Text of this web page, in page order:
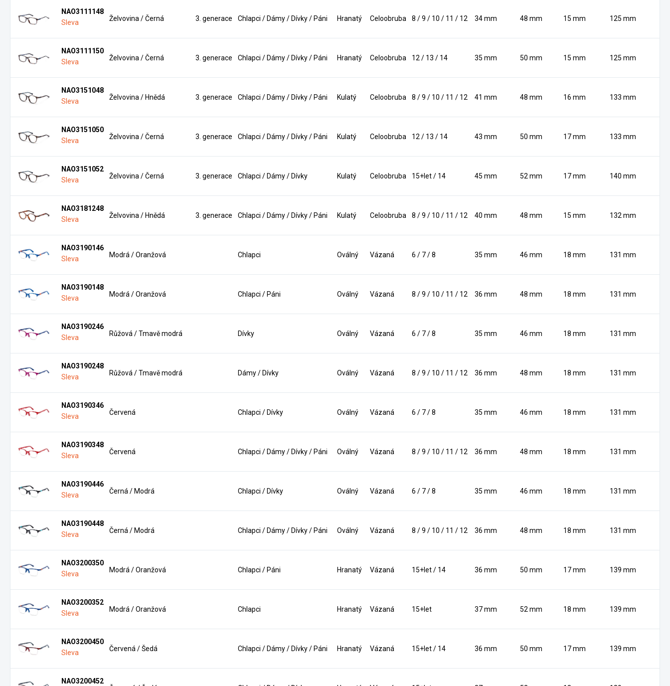
NAO3111148
Sleva
Želvovina / Černá 3. generace Chlapci / Dámy / Dívky / Páni Hranatý Celoobruba 8 / 9 / 10 / 11 / 12 34 mm 48 mm 15 mm 125 mm
NAO3111150
Sleva
Želvovina / Černá 3. generace Chlapci / Dámy / Dívky / Páni Hranatý Celoobruba 12 / 13 / 14 35 mm 50 mm 15 mm 125 mm
NAO3151048
Sleva
Želvovina / Hnědá 3. generace Chlapci / Dámy / Dívky / Páni Kulatý Celoobruba 8 / 9 / 10 / 11 / 12 41 mm 48 mm 16 mm 133 mm
NAO3151050
Sleva
Želvovina / Černá 3. generace Chlapci / Dámy / Dívky / Páni Kulatý Celoobruba 12 / 13 / 14 43 mm 50 mm 17 mm 133 mm
NAO3151052
Sleva
Želvovina / Černá 3. generace Chlapci / Dámy / Dívky Kulatý Celoobruba 15+let / 14 45 mm 52 mm 17 mm 140 mm
NAO3181248
Sleva
Želvovina / Hnědá 3. generace Chlapci / Dámy / Dívky / Páni Kulatý Celoobruba 8 / 9 / 10 / 11 / 12 40 mm 48 mm 15 mm 132 mm
NAO3190146
Sleva
Modrá / Oranžová Chlapci Oválný Vázaná 6 / 7 / 8 35 mm 46 mm 18 mm 131 mm
NAO3190148
Sleva
Modrá / Oranžová Chlapci / Páni Oválný Vázaná 8 / 9 / 10 / 11 / 12 36 mm 48 mm 18 mm 131 mm
NAO3190246
Sleva
Růžová / Tmavě modrá Dívky Oválný Vázaná 6 / 7 / 8 35 mm 46 mm 18 mm 131 mm
NAO3190248
Sleva
Růžová / Tmavě modrá Dámy / Dívky Oválný Vázaná 8 / 9 / 10 / 11 / 12 36 mm 48 mm 18 mm 131 mm
NAO3190346
Sleva
Červená Chlapci / Dívky Oválný Vázaná 6 / 7 / 8 35 mm 46 mm 18 mm 131 mm
NAO3190348
Sleva
Červená Chlapci / Dámy / Dívky / Páni Oválný Vázaná 8 / 9 / 10 / 11 / 12 36 mm 48 mm 18 mm 131 mm
NAO3190446
Sleva
Černá / Modrá Chlapci / Dívky Oválný Vázaná 6 / 7 / 8 35 mm 46 mm 18 mm 131 mm
NAO3190448
Sleva
Černá / Modrá Chlapci / Dámy / Dívky / Páni Oválný Vázaná 8 / 9 / 10 / 11 / 12 36 mm 48 mm 18 mm 131 mm
NAO3200350
Sleva
Modrá / Oranžová Chlapci / Páni Hranatý Vázaná 15+let / 14 36 mm 50 mm 17 mm 139 mm
NAO3200352
Sleva
Modrá / Oranžová Chlapci Hranatý Vázaná 15+let 37 mm 52 mm 18 mm 139 mm
NAO3200450
Sleva
Červená / Šedá Chlapci / Dámy / Dívky / Páni Hranatý Vázaná 15+let / 14 36 mm 50 mm 17 mm 139 mm
NAO3200452